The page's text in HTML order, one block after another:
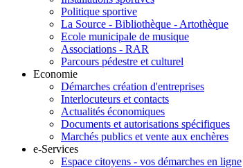
Politique sportive
La Source - Bibliothèque - Artothèque
Ecole municipale de musique
Associations - RAR
Parcours pédestre et culturel
Economie
Démarches création d'entreprises
Interlocuteurs et contacts
Actualités économiques
Documents et autorisations spécifiques
Marchés publics et vente aux enchères
e-Services
Espace citoyens - vos démarches en ligne